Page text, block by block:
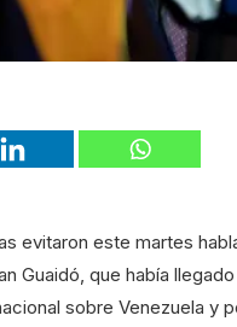
evitaron este martes
Guaidó, que había
sobre Venezuela y